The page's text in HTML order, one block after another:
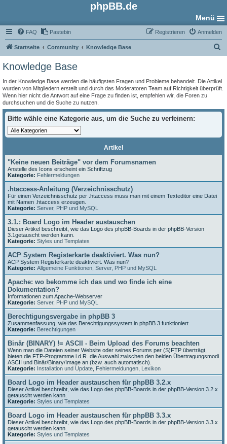
phpBB.de
Menü
FAQ Pastebin Anmelden
Registrieren
Startseite Community Knowledge Base
h
Knowledge Base
In der Knowledge Base werden die häufigsten Fragen und Probleme behandelt. Die Artikel
wurden von Mitgliedern erstellt und durch das Moderatoren Team auf Richtigkeit überprüft.
Wenn hier nicht die Antwort auf eine Frage zu finden ist, empfehlen wir, die Foren zu
durchsuchen und die Suche zu nutzen.
Bitte wähle eine Kategorie aus, um die Suche zu verfeinern:
Artikel
"Keine neuen Beiträge" vor dem Forumsnamen
Anstelle des Icons erscheint ein Schriftzug
Kategorie: Fehlermeldungen
.htaccess-Anleitung (Verzeichnisschutz)
Für einen Verzeichnisschutz per .htaccess muss man mit einem Texteditor eine Datei
mit Namen .htaccess erzeugen.
Kategorie: Server, PHP und MySQL
3.1.: Board Logo im Header austauschen
Dieser Artikel beschreibt, wie das Logo des phpBB-Boards in der phpBB-Version
3.1getauscht werden kann.
Kategorie: Styles und Templates
ACP System Registerkarte deaktiviert. Was nun?
ACP System Registerkarte deaktiviert. Was nun?
Kategorie: Allgemeine Funktionen Server, PHP und MySQL
Apache: wo bekomme ich das und wo finde ich eine
Dokumentation?
Informationen zum Apache-Webserver
Kategorie: Server, PHP und MySQL
Berechtigungsvergabe in phpBB 3
Zusammenfassung, wie das Berechtigungssystem in phpBB 3 funktioniert
Kategorie: Berechtigungen
Binär (BINARY) != ASCII - Beim Upload des Forums beachten
Wenn man die Dateien seiner Website oder seines Forums per (S)FTP überträgt,
bieten die FTP-Programme i.d.R. die Auswahl zwischen den beiden Übertragungsmodi
ASCII und Binär/Binary/Image an (bzw. auch automatisch).
Kategorie: Installation und Update Fehlermeldungen Lexikon
Board Logo im Header austauschen für phpBB 3.2.x
Dieser Artikel beschreibt, wie das Logo des phpBB-Boards in der phpBB-Version 3.2.x
getauscht werden kann.
Kategorie: Styles und Templates
Board Logo im Header austauschen für phpBB 3.3.x
Dieser Artikel beschreibt, wie das Logo des phpBB-Boards in der phpBB-Version 3.3.x
getauscht werden kann.
Kategorie: Styles und Templates